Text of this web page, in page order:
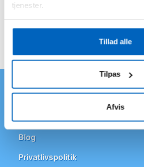
tjenester.
Tillad alle
Tilpas
Afvis
TENSO.dk – Vandværksvej 24 –
CVR: 38 54 22 22
Tenso®
Blog
Privatlivspolitik